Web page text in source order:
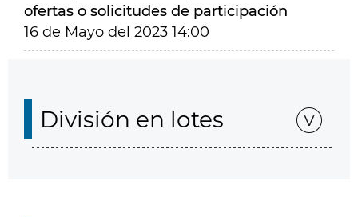
ofertas o solicitudes de participación
16 de Mayo del 2023 14:00
División en lotes